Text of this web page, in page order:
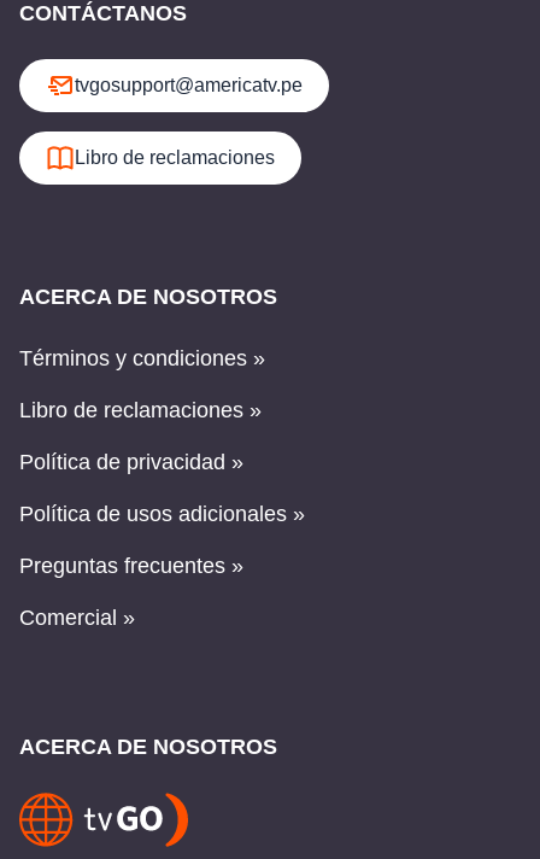
CONTÁCTANOS
tvgosupport@americatv.pe
Libro de reclamaciones
ACERCA DE NOSOTROS
Términos y condiciones »
Libro de reclamaciones »
Política de privacidad »
Política de usos adicionales »
Preguntas frecuentes »
Comercial »
ACERCA DE NOSOTROS